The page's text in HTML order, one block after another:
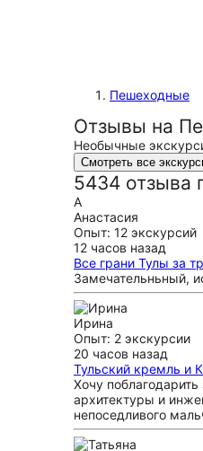
Пешеходные
Отзывы на
Необычные
Смотреть все
5434 отзыва
А
Анастасия
Опыт: 12 экскурсий
12 часов назад
Все грани Тулы за
Замечательньный,
Ирина
Опыт: 2 экскурсии
20 часов назад
Тульский кремль и
Хочу
архитектуры и
непоседливого